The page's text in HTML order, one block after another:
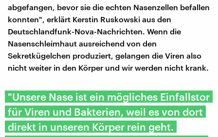
abgefangen, bevor sie die echten Nasenzellen befallen
konnten", erklärt Kerstin Ruskowski aus den
Deutschlandfunk-Nova-Nachrichten. Wenn die
Nasenschleimhaut ausreichend von den
Sekretkügelchen produziert, gelangen die Viren also
nicht weiter in den Körper und wir werden nicht krank.
"Unsere Nase ist ein mögliches Einfallstor
für Viren und Bakterien, weil es von dort
direkt in unseren Körper rein geht.